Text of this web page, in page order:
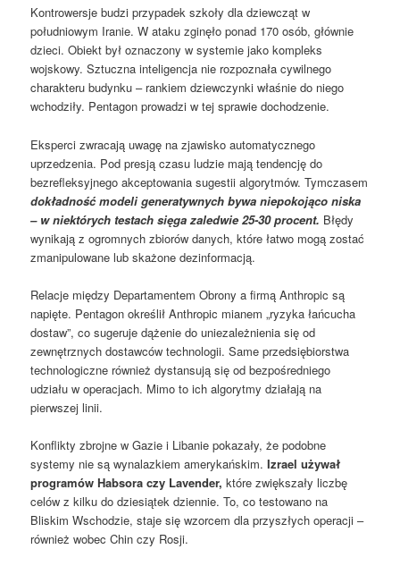
Kontrowersje budzi przypadek szkoły dla dziewcząt w
południowym Iranie. W ataku zginęło ponad 170 osób, głównie
dzieci. Obiekt był oznaczony w systemie jako kompleks
wojskowy. Sztuczna inteligencja nie rozpoznała cywilnego
charakteru budynku – rankiem dziewczynki właśnie do niego
wchodziły. Pentagon prowadzi w tej sprawie dochodzenie.
Eksperci zwracają uwagę na zjawisko automatycznego
uprzedzenia. Pod presją czasu ludzie mają tendencję do
bezrefleksyjnego akceptowania sugestii algorytmów. Tymczasem
dokładność modeli generatywnych bywa niepokojąco niska
– w niektórych testach sięga zaledwie 25-30 procent. Błędy
wynikają z ogromnych zbiorów danych, które łatwo mogą zostać
zmanipulowane lub skażone dezinformacją.
Relacje między Departamentem Obrony a firmą Anthropic są
napięte. Pentagon określił Anthropic mianem „ryzyka łańcucha
dostaw”, co sugeruje dążenie do uniezależnienia się od
zewnętrznych dostawców technologii. Same przedsiębiorstwa
technologiczne również dystansują się od bezpośredniego
udziału w operacjach. Mimo to ich algorytmy działają na
pierwszej linii.
Konflikty zbrojne w Gazie i Libanie pokazały, że podobne
systemy nie są wynalazkiem amerykańskim. Izrael używał
programów Habsora czy Lavender, które zwiększały liczbę
celów z kilku do dziesiątek dziennie. To, co testowano na
Bliskim Wschodzie, staje się wzorcem dla przyszłych operacji –
również wobec Chin czy Rosji.